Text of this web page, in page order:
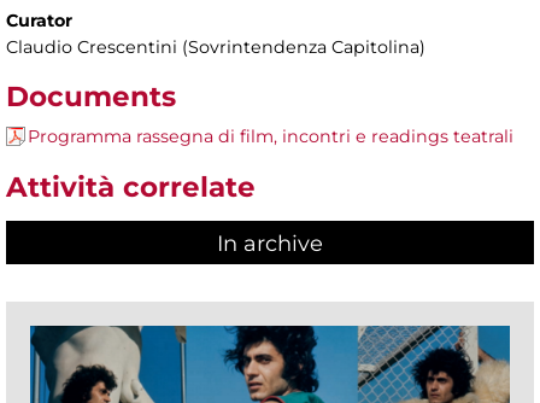
Curator
Claudio Crescentini (Sovrintendenza Capitolina)
Documents
Programma rassegna di film, incontri e readings teatrali
Attività correlate
In archive